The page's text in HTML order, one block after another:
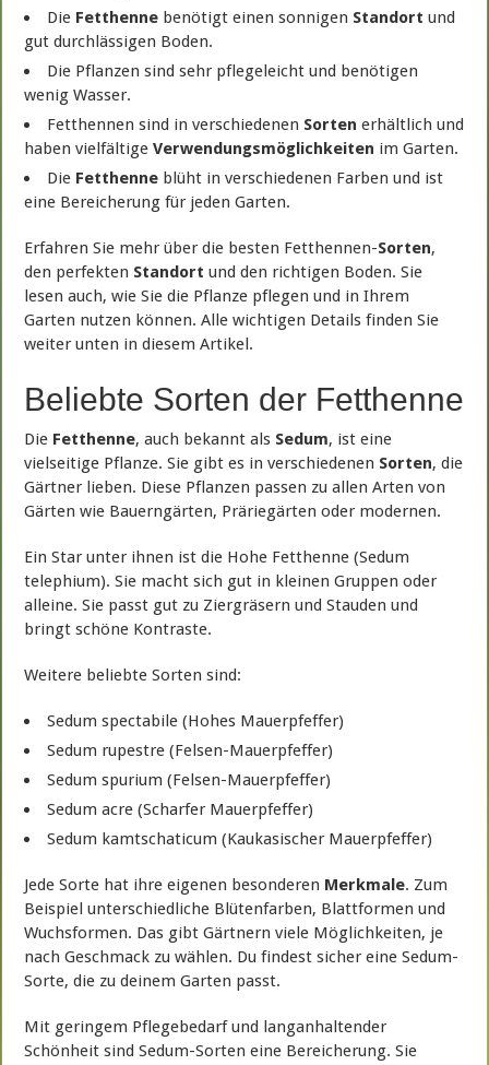
Die Fetthenne benötigt einen sonnigen Standort und
gut durchlässigen Boden.
Die Pflanzen sind sehr pflegeleicht und benötigen
wenig Wasser.
Fetthennen sind in verschiedenen Sorten erhältlich und
haben vielfältigeVerwendungsmöglichkeiten im Garten.
Die Fetthenne blüht in verschiedenen Farben und ist
eine Bereicherung für jeden Garten.
Erfahren Sie mehr über die besten Fetthennen-Sorten,
den perfekten Standort und den richtigen Boden. Sie
lesen auch, wie Sie die Pflanze pflegen und in Ihrem
Garten nutzen können. Alle wichtigen Details finden Sie
weiter unten in diesem Artikel.
Beliebte Sorten der Fetthenne
Die Fetthenne, auch bekannt als Sedum, ist eine
vielseitige Pflanze. Sie gibt es in verschiedenen Sorten, die
Gärtner lieben. Diese Pflanzen passen zu allen Arten von
Gärten wie Bauerngärten, Präriegärten oder modernen.
Ein Star unter ihnen ist die Hohe Fetthenne (Sedum
telephium). Sie macht sich gut in kleinen Gruppen oder
alleine. Sie passt gut zu Ziergräsern und Stauden und
bringt schöne Kontraste.
Weitere beliebte Sorten sind:
Sedum spectabile (Hohes Mauerpfeffer)
Sedum rupestre (Felsen-Mauerpfeffer)
Sedum spurium (Felsen-Mauerpfeffer)
Sedum acre (Scharfer Mauerpfeffer)
Sedum kamtschaticum (Kaukasischer Mauerpfeffer)
Jede Sorte hat ihre eigenen besonderen Merkmale. Zum
Beispiel unterschiedliche Blütenfarben, Blattformen und
Wuchsformen. Das gibt Gärtnern viele Möglichkeiten, je
nach Geschmack zu wählen. Du findest sicher eine Sedum-
Sorte, die zu deinem Garten passt.
Mit geringem Pflegebedarf und langanhaltender
Schönheit sind Sedum-Sorten eine Bereicherung. Sie